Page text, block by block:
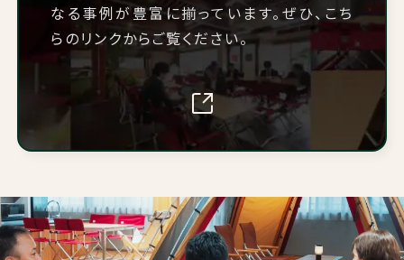
なる事例が豊富に揃っています。ぜひ、こち
らのリンクからご覧ください。